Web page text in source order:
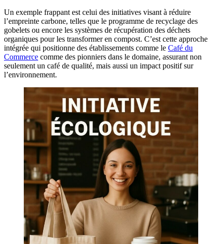
Un exemple frappant est celui des initiatives visant à réduire
l’empreinte carbone, telles que le programme de recyclage des
gobelets ou encore les systèmes de récupération des déchets
organiques pour les transformer en compost. C’est cette approche
intégrée qui positionne des établissements comme le Café du
Commerce comme des pionniers dans le domaine, assurant non
seulement un café de qualité, mais aussi un impact positif sur
l’environnement.